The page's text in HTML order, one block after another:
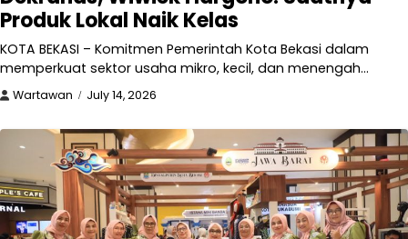
Produk Lokal Naik Kelas
KOTA BEKASI – Komitmen Pemerintah Kota Bekasi dalam
memperkuat sektor usaha mikro, kecil, dan menengah…
Wartawan July 14, 2026